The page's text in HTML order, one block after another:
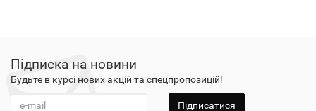
Підписка на новини
Будьте в курсі нових акцій та спецпропозицій!
Підписатися